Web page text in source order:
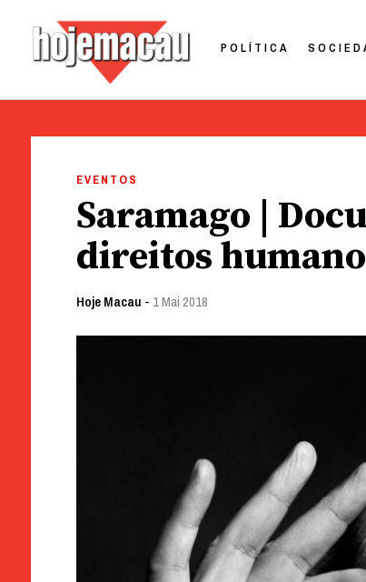
POLÍTICA
EVENTOS
Saramago |
direitos
Hoje Macau - 1 Mai 2018